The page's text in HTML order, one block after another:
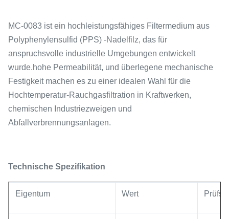
MC-0083 ist ein hochleistungsfähiges Filtermedium aus
Polyphenylensulfid (PPS) -Nadelfilz, das für
anspruchsvolle industrielle Umgebungen entwickelt
wurde.hohe Permeabilität, und überlegene mechanische
Festigkeit machen es zu einer idealen Wahl für die
Hochtemperatur-Rauchgasfiltration in Kraftwerken,
chemischen Industriezweigen und
Abfallverbrennungsanlagen.
Technische Spezifikation
Eigentum Wert